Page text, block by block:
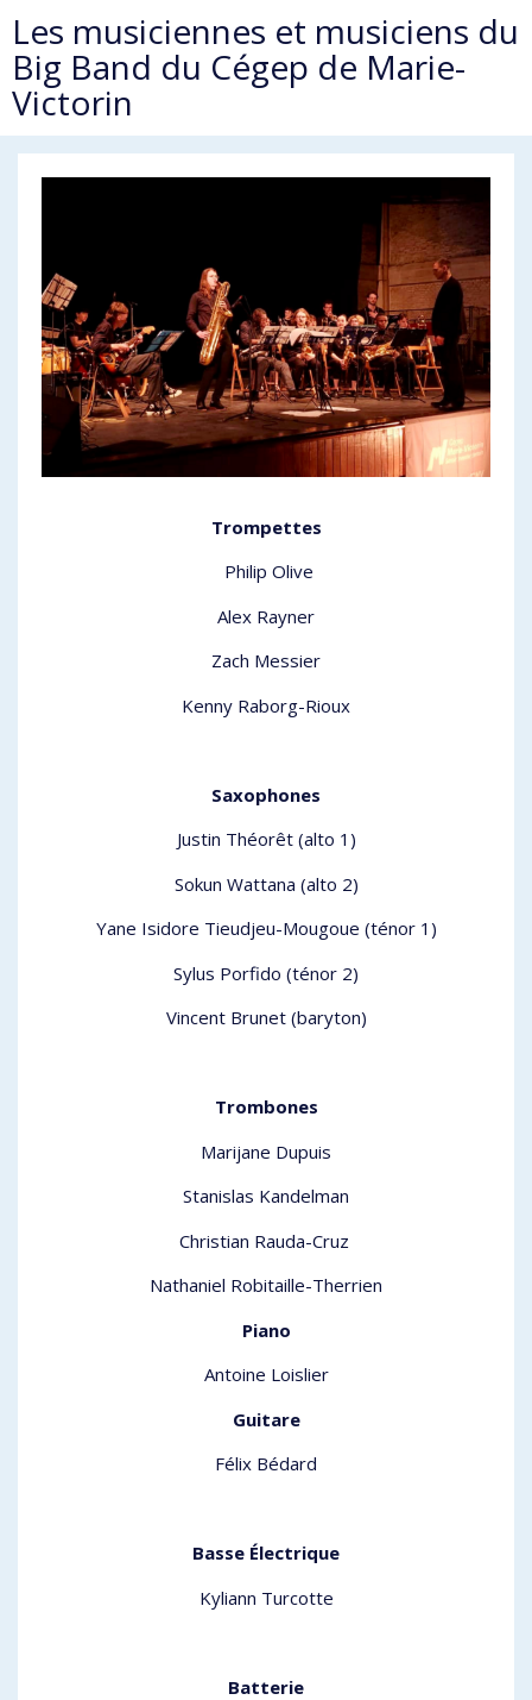
Les musiciennes et musiciens du
Big Band du Cégep de Marie-
Victorin
Trompettes
Philip Olive
Alex Rayner
Zach Messier
Kenny Raborg-Rioux
Saxophones
Justin Théorêt (alto 1)
Sokun Wattana (alto 2)
Yane Isidore Tieudjeu-Mougoue (ténor 1)
Sylus Porfido (ténor 2)
Vincent Brunet (baryton)
Trombones
Marijane Dupuis
Stanislas Kandelman
Christian Rauda-Cruz
Nathaniel Robitaille-Therrien
Piano
Antoine Loislier
Guitare
Félix Bédard
Basse Électrique
Kyliann Turcotte
Batterie